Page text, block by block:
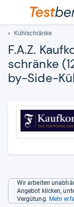
Kühlschränke
F.A.Z.
schränke
by-​Side-​
Wir arbeiten
Angebot klicken,
Vergütung. Mehr